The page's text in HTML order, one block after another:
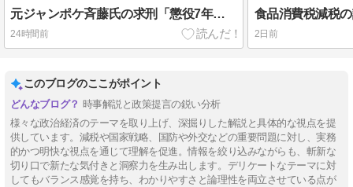
元ジャンポケ斉藤氏の求刑「懲役7年」から考える不同意性交等罪の法的争点と今後の展望
24時間前 2日前
このブログのここがポイント
時事解説と政策提言の鋭い分析
様々な政治経済のテーマを取り上げ、深掘りした解説と具体的な視点を提
供しています。減税や国家戦略、国防や外交などの重要問題に対し、実務
的かつ明快な視点を通じて理解を促進。情報を絞り込みながらも、斬新な
切り口で新たな気付きと洞察力を生み出します。デリケートなテーマに対
してもバランス感覚を持ち、わかりやすさと論理性を両立させている点が